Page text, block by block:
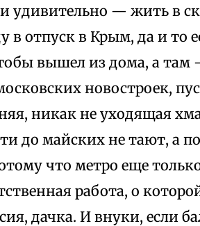
удивительно — жить в
в отпуск в Крым, да и то
вышел из дома, а там
новостроек,
никак не уходящая
до майских не тают, а
что метро еще
работа, о
дачка. И внуки, если